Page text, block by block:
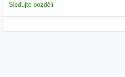
Sledujte později